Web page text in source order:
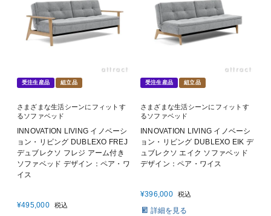
受注生産品 組立品
さまざまな生活シーンにフィットす
るソファベッド
INNOVATION LIVING イノベーシ
ョン・リビング DUBLEXO FREJ
デュブレクソ フレジ アーム付き
ソファベッド デザイン：ペア・ワ
イス
¥495,000 税込
受注生産品 組立品
さまざまな生活シーンにフィットす
るソファベッド
INNOVATION LIVING イノベーシ
ョン・リビング DUBLEXO EIK デ
ュブレクソ エイク ソファベッド
デザイン：ペア・ワイス
¥396,000 税込
詳細を見る